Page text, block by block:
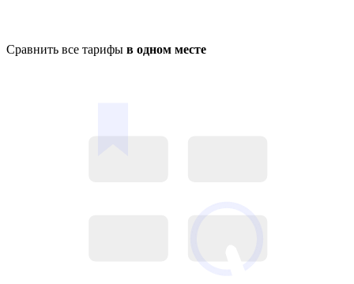
Сравнить все тарифы в одном месте